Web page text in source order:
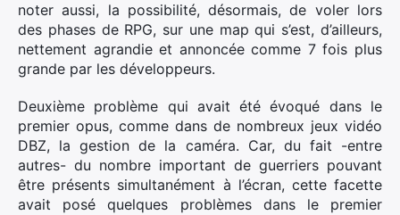
noter aussi, la possibilité, désormais, de voler lors
des phases de RPG, sur une map qui s’est, d’ailleurs,
nettement agrandie et annoncée comme 7 fois plus
grande par les développeurs.
Deuxième problème qui avait été évoqué dans le
premier opus, comme dans de nombreux jeux vidéo
DBZ, la gestion de la caméra. Car, du fait -entre
autres- du nombre important de guerriers pouvant
être présents simultanément à l’écran, cette facette
avait posé quelques problèmes dans le premier